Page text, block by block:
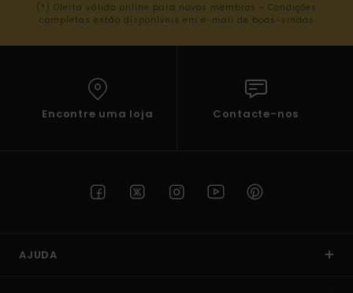
(*) Oferta válida online para novos membros - Condições
completas estão disponíveis em e-mail de boas-vindas
Encontre uma loja Contacte-nos
AJUDA